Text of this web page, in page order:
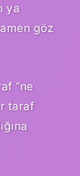
ya
göz
“ne
taraf